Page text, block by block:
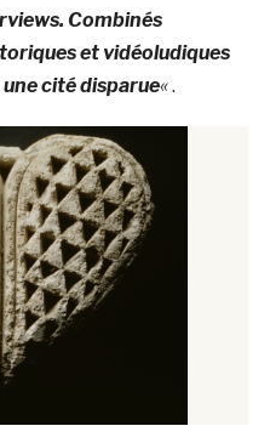
Combinés
et vidéoludiques
cité disparue«.